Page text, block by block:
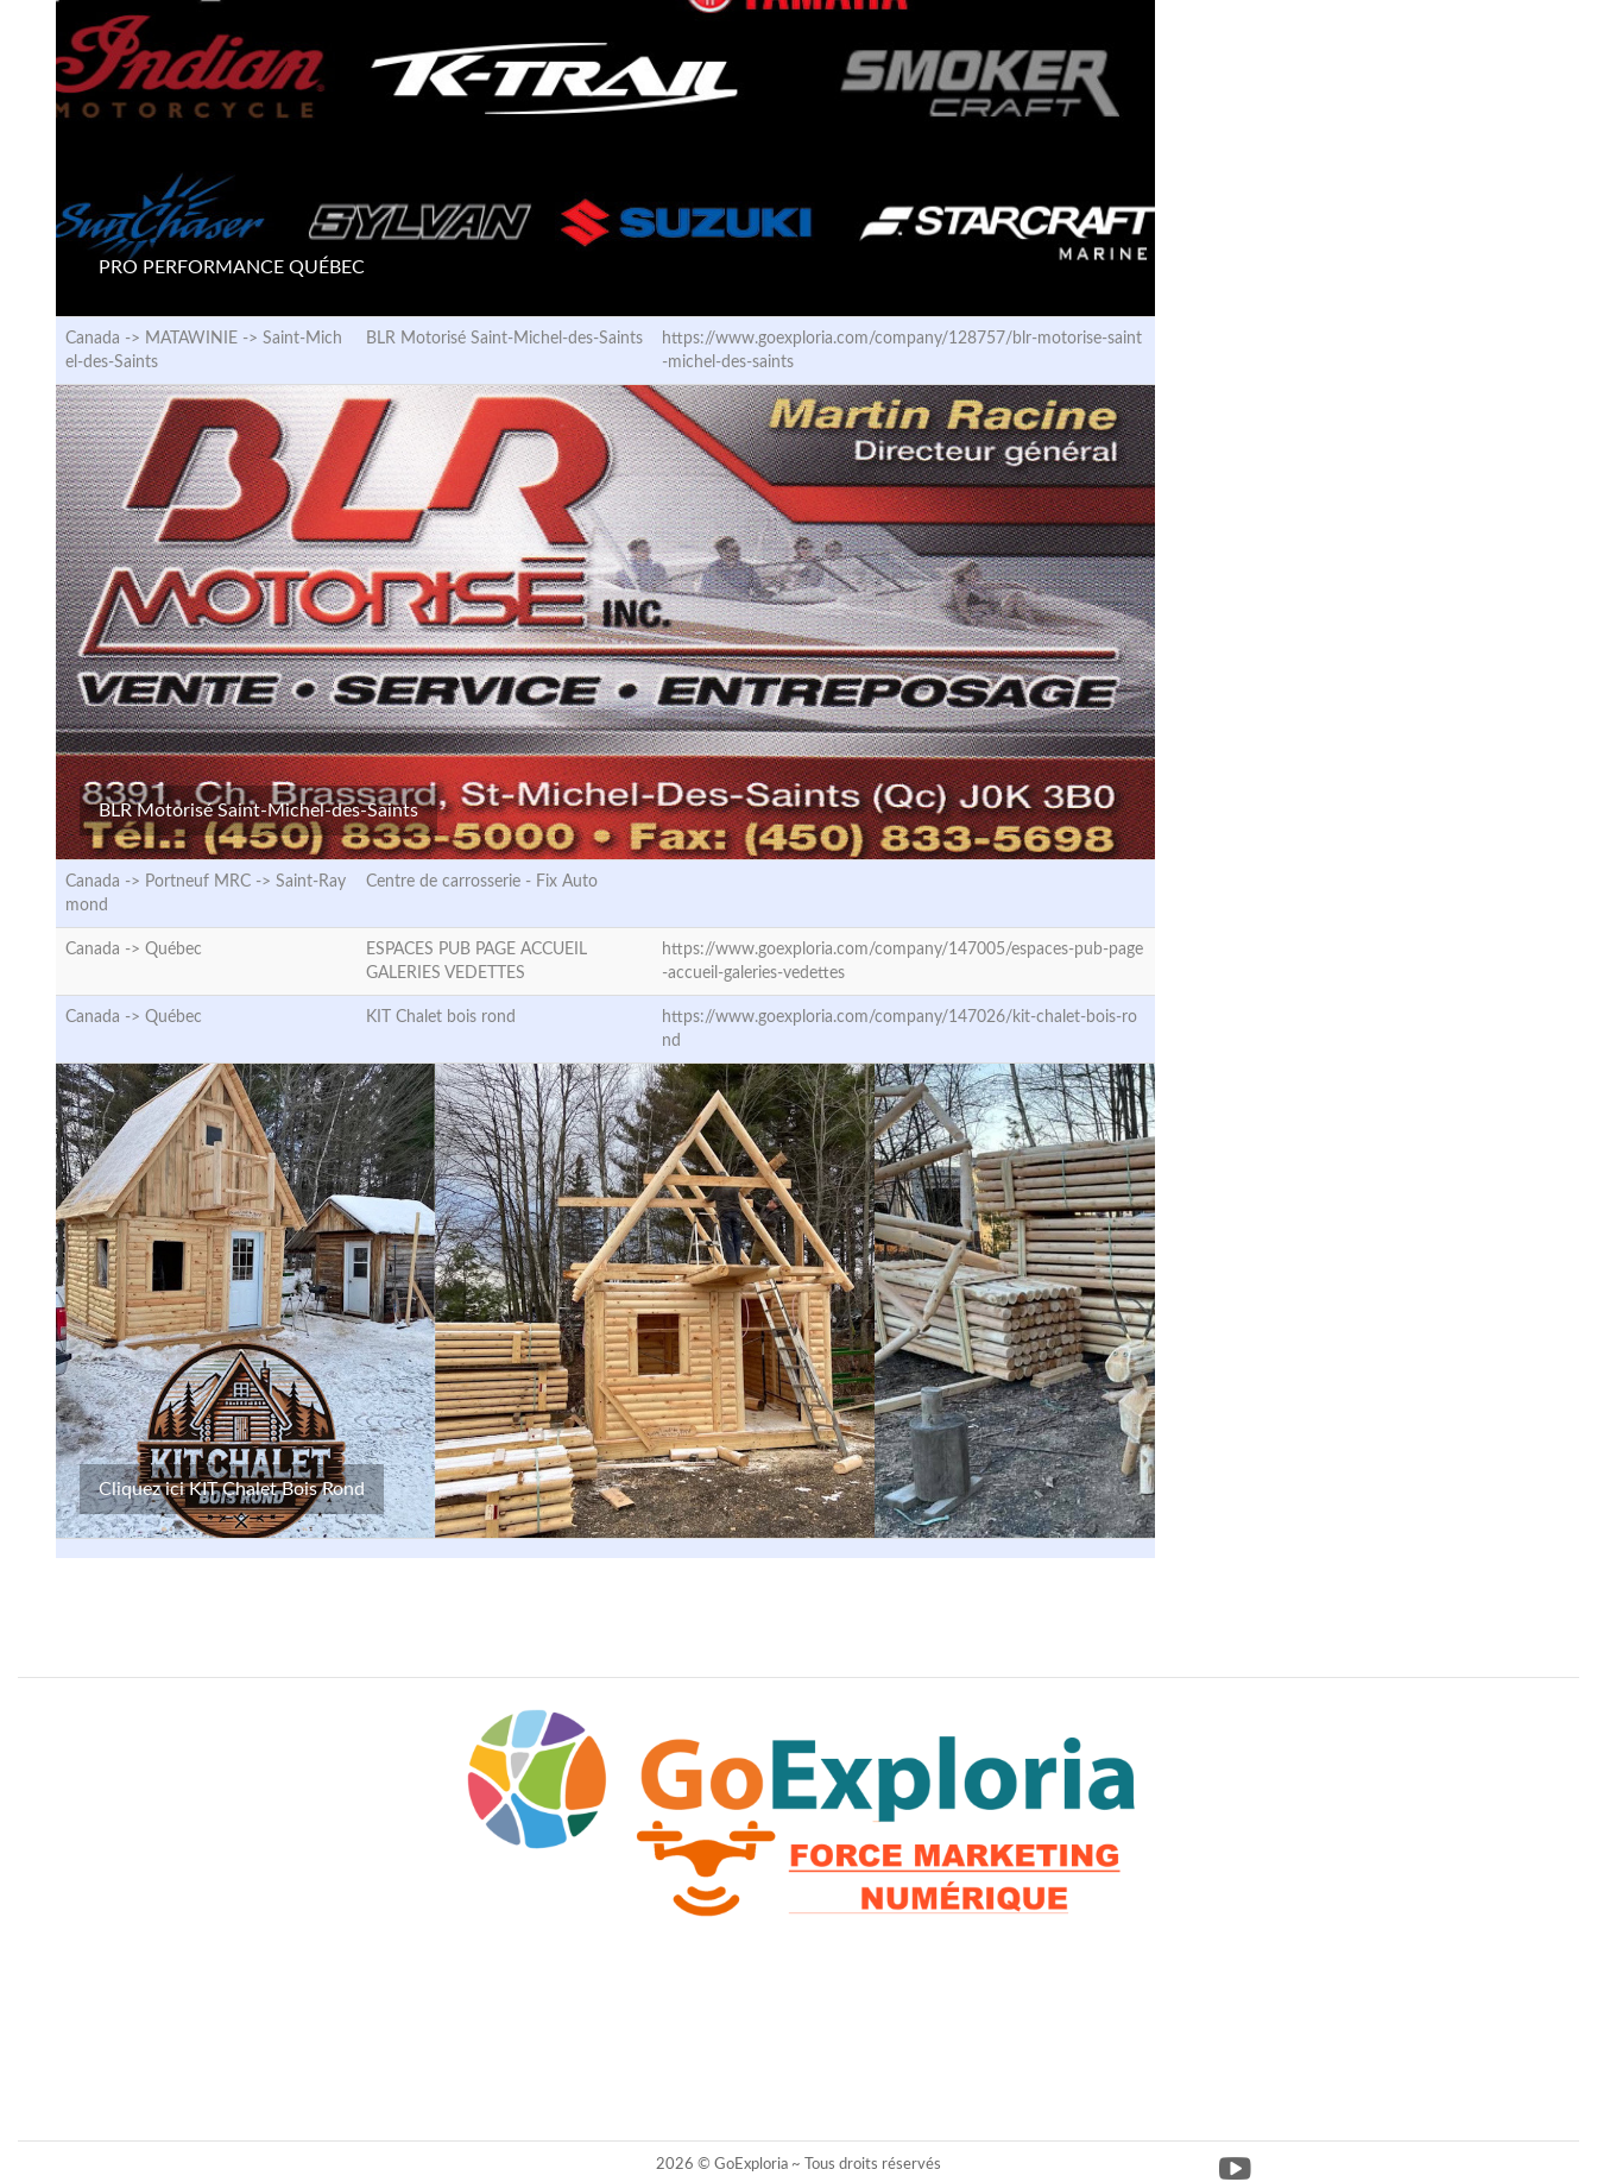
PRO PERFORMANCE QUÉBEC
Canada -> MATAWINIE -> Saint-Mich
el-des-Saints
BLR Motorisé Saint-Michel-des-Saints
https://www.goexploria.com/company/128757/blr-motorise-saint
-michel-des-saints
BLR Motorisé Saint-Michel-des-Saints
Canada -> Portneuf MRC -> Saint-Ray
mond
Centre de carrosserie - Fix Auto
Canada -> Québec
ESPACES PUB PAGE ACCUEIL
GALERIES VEDETTES
https://www.goexploria.com/company/147005/espaces-pub-page
-accueil-galeries-vedettes
Canada -> Québec KIT Chalet bois rond
https://www.goexploria.com/company/147026/kit-chalet-bois-ro
nd
Cliquez ici KIT Chalet Bois Rond
2026 © GoExploria ~ Tous droits réservés